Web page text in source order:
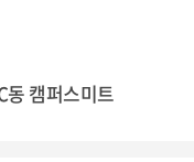
동 캠퍼스미트